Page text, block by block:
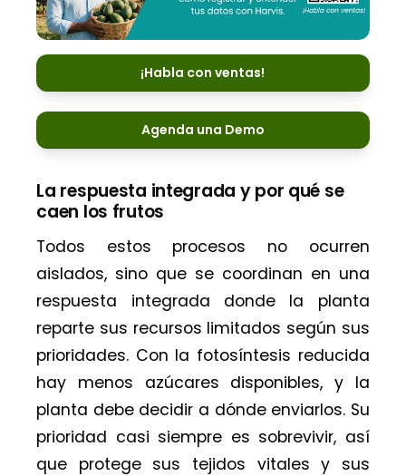
¡Habla con ventas!
Agenda una Demo
La respuesta integrada y por qué se
caen los frutos
Todos estos procesos no ocurren
aislados, sino que se coordinan en una
respuesta integrada donde la planta
reparte sus recursos limitados según sus
prioridades. Con la fotosíntesis reducida
hay menos azúcares disponibles, y la
planta debe decidir a dónde enviarlos. Su
prioridad casi siempre es sobrevivir, así
que protege sus tejidos vitales y sus